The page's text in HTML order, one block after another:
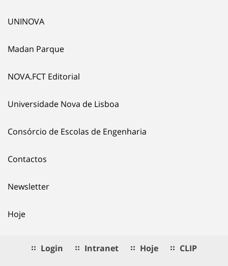
UNINOVA
Madan Parque
NOVA.FCT Editorial
Universidade Nova de Lisboa
Consórcio de Escolas de Engenharia
Contactos
Newsletter
Hoje
Login Intranet Hoje CLIP